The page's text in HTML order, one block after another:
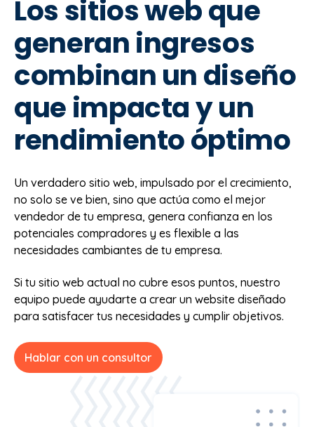
Los sitios web que
generan ingresos
combinan un diseño
que impacta y un
rendimiento óptimo
Un verdadero sitio web, impulsado por el crecimiento,
no solo se ve bien, sino que actúa como el mejor
vendedor de tu empresa, genera confianza en los
potenciales compradores y es flexible a las
necesidades cambiantes de tu empresa.
Si tu sitio web actual no cubre esos puntos, nuestro
equipo puede ayudarte a crear un website diseñado
para satisfacer tus necesidades y cumplir objetivos.
Hablar con un consultor